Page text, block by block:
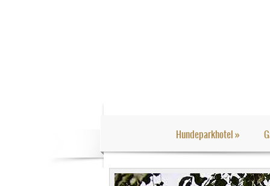
Hundeparkhotel»